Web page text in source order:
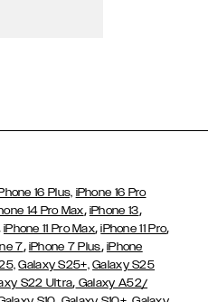
16 Plus, iPhone 16 Pro
14 Pro Max, iPhone 13,
iPhone 11 Pro Max,iPhone 11 Pro,
7, iPhone 7 Plus, iPhone
Galaxy S25+, Galaxy S25
S22 Ultra, Galaxy A52/